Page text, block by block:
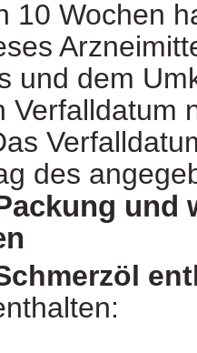
10 Wochen
und dem
Verfalldatum
des
und